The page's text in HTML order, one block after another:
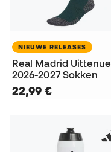
NIEUWE RELEASES
Real Madrid Uittenue
2026-2027 Sokken
22,99 €